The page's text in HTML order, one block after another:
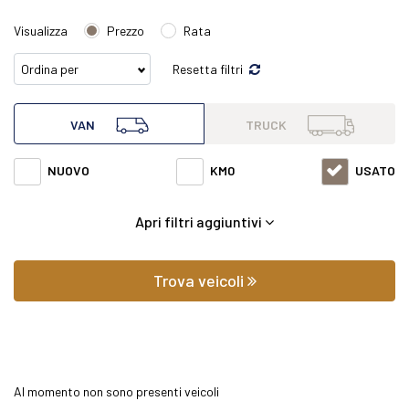
Mercedes van Sprinter 413 del 2012 con varie fasce di prezzi
ed equipaggiamenti in grado di soddisfare qualsiasi
esigenza di comfort o prestazione.
Oltre a conoscere il prezzo potrai scoprire gli
Visualizza Prezzo Rata
Resetta filtri
VAN TRUCK
NUOVO KM0 USATO
Apri filtri aggiuntivi
Trova veicoli
Al momento non sono presenti veicoli